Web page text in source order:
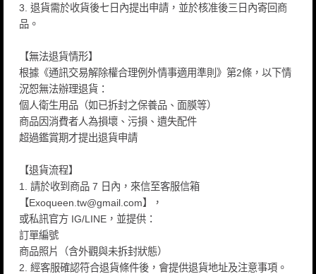
3. 退貨需於收貨後七日內提出申請，並於核准後三日內寄回商
品。
【無法退貨情形】
根據《通訊交易解除權合理例外情事適用準則》第2條，以下情
況恕無法辦理退貨：
個人衛生用品（如已拆封之保養品、面膜等）
商品因消費者人為損壞、污損、遺失配件
超過鑑賞期才提出退貨申請
【退貨流程】
1. 請於收到商品 7 日內，來信至客服信箱
【Exoqueen.tw@gmail.com】，
或私訊官方 IG/LINE，並提供：
訂單編號
商品照片（含外觀與未拆封狀態）
2. 經客服確認符合退貨條件後，會提供退貨地址及注意事項。